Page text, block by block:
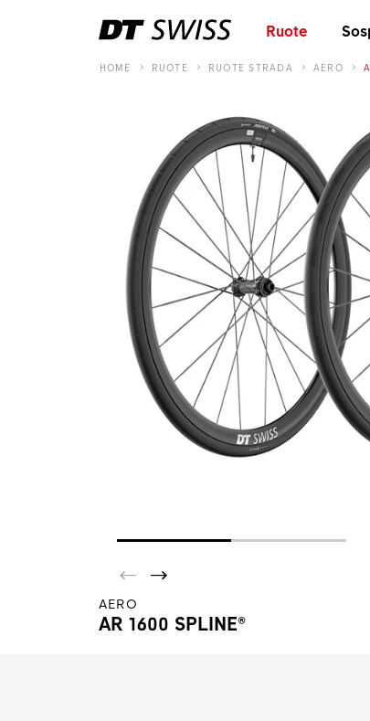
Ruote
HOME RUOTE RUOTE STRADA AERO
AERO
AR 1600 SPLINE®